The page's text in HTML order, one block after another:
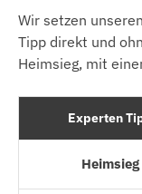
Wir setzen
Tipp direkt und
Heimsieg, mit
Experten
Heimsieg